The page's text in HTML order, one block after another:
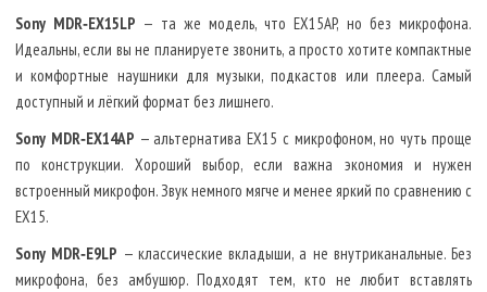
Sony MDR‑EX15LP — та же модель, что EX15AP, но без микрофона.
Идеальны, если вы не планируете звонить, а просто хотите компактные
и комфортные наушники для музыки, подкастов или плеера. Самый
доступный и лёгкий формат без лишнего.
Sony MDR‑EX14AP — альтернатива EX15 с микрофоном, но чуть проще
по конструкции. Хороший выбор, если важна экономия и нужен
встроенный микрофон. Звук немного мягче и менее яркий по сравнению с
EX15.
Sony MDR‑E9LP — классические вкладыши, а не внутриканальные. Без
микрофона, без амбушюр. Подходят тем, кто не любит вставлять